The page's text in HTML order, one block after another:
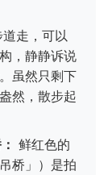
走，可以
，静静诉说
虽然只剩下
然，散步起
鲜红色的
桥」）是拍